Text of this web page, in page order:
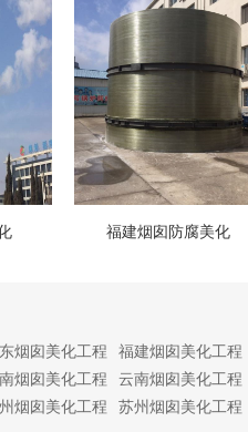
福建烟囱防腐美化
烟囱美化工程 福建烟囱美化工程
烟囱美化工程 云南烟囱美化工程
烟囱美化工程 苏州烟囱美化工程